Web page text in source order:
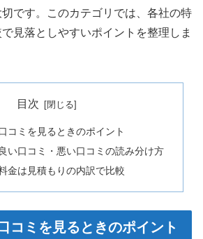
です。このカテゴリでは、各社の特
見落としやすいポイントを整理しま
目次
コミを見るときのポイント
い口コミ・悪い口コミの読み分け方
金は見積もりの内訳で比較
コミを見るときのポイント